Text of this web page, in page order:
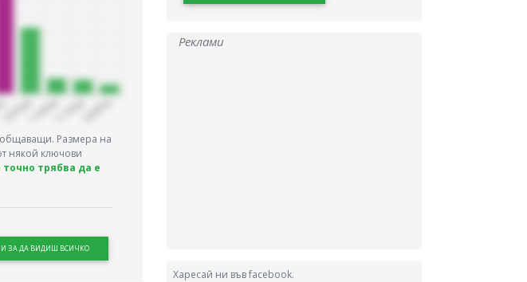
Размера на
някой ключови
трябва да е
ЗА ДА ВИДИШ ВСИЧКО
Реклами
Харесай ни във facebook.